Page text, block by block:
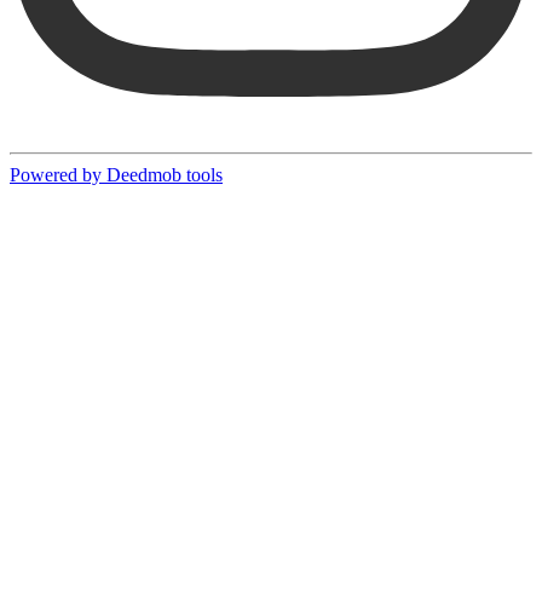
Powered by Deedmob tools